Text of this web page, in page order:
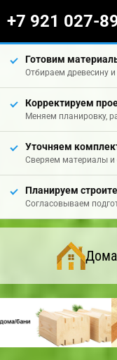
+7 921 027-
Готовим
Отбираем древесину
Корректируем
Меняем планировку,
Уточняем
Сверяем материалы и
Планируем
Согласовываем